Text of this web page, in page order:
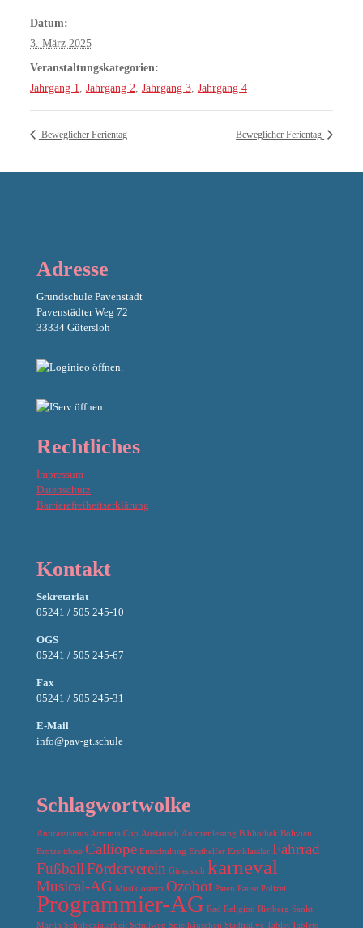
Datum:
3. März 2025
Veranstaltungskategorien:
Jahrgang 1
Jahrgang 2 Jahrgang 3, Jahrgang 4
Beweglicher Ferientag Beweglicher Ferientag
Adresse
Grundschule Pavenstädt
Pavenstädter Weg 72
33334 Gütersloh
Rechtliches
Impressum
Datenschutz
Barrierefreiheitserklärung
Kontakt
Sekretariat
05241 / 505 245-10
OGS
05241 / 505 245-67
Fax
05241 / 505 245-31
E-Mail
info@pav-gt.schule
Schlagwortwolke
Antirassismus Arminia Cup Austausch Autorenlesung Bibliothek Bolivien
Brotzeitdose Calliope Einschulung Ersthelfer Erstklässler Fahrrad
FußballFörderverein Gütersloh karneval
Musical-AG Musik ostern Ozobot Paten Pause Polizei
Programmier-AG Rad Religion Rietberg Sankt
Martin Schulsozialarbeit Schulweg Spielhäuschen Stadtrallye Tablet Tablets